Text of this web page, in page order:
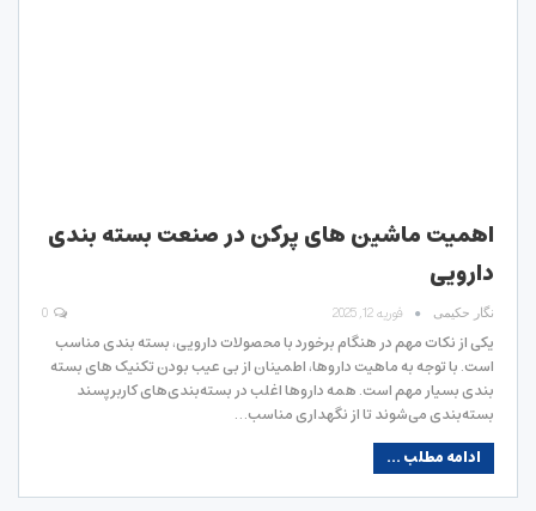
اهمیت ماشین های پرکن در صنعت بسته بندی
دارویی
نگار حکیمی فوریه 12, 2025
یکی از نکات مهم در هنگام برخورد با محصولات دارویی، بسته بندی مناسب
است. با توجه به ماهیت داروها، اطمینان از بی عیب بودن تکنیک های بسته
بندی بسیار مهم است. همه داروها اغلب در بسته‌بندی‌های کاربرپسند
بسته‌بندی می‌شوند تا از نگهداری مناسب…
ادامه مطلب ...